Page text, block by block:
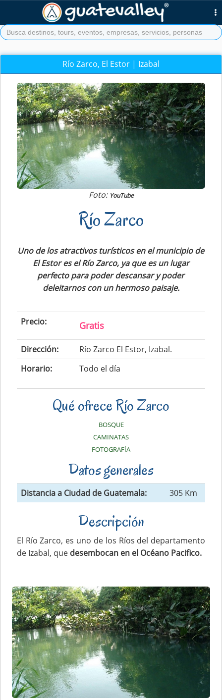
Río Zarco, El Estor | Izabal
Foto: YouTube
Río Zarco
Uno de los atractivos turísticos en el municipio de
El Estor es el Río Zarco, ya que es un lugar
perfecto para poder descansar y poder
deleitarnos con un hermoso paisaje.
Precio: Gratis
Dirección:
Río Zarco El Estor, Izabal.
Horario:
Todo el día
Qué ofrece Río Zarco
BOSQUE
CAMINATAS
FOTOGRAFÍA
Datos generales
Distancia a Ciudad de Guatemala: 305 Km
Descripción
El Río Zarco, es uno de los Ríos del departamento
de Izabal, que desembocan en el Océano Pacifico.